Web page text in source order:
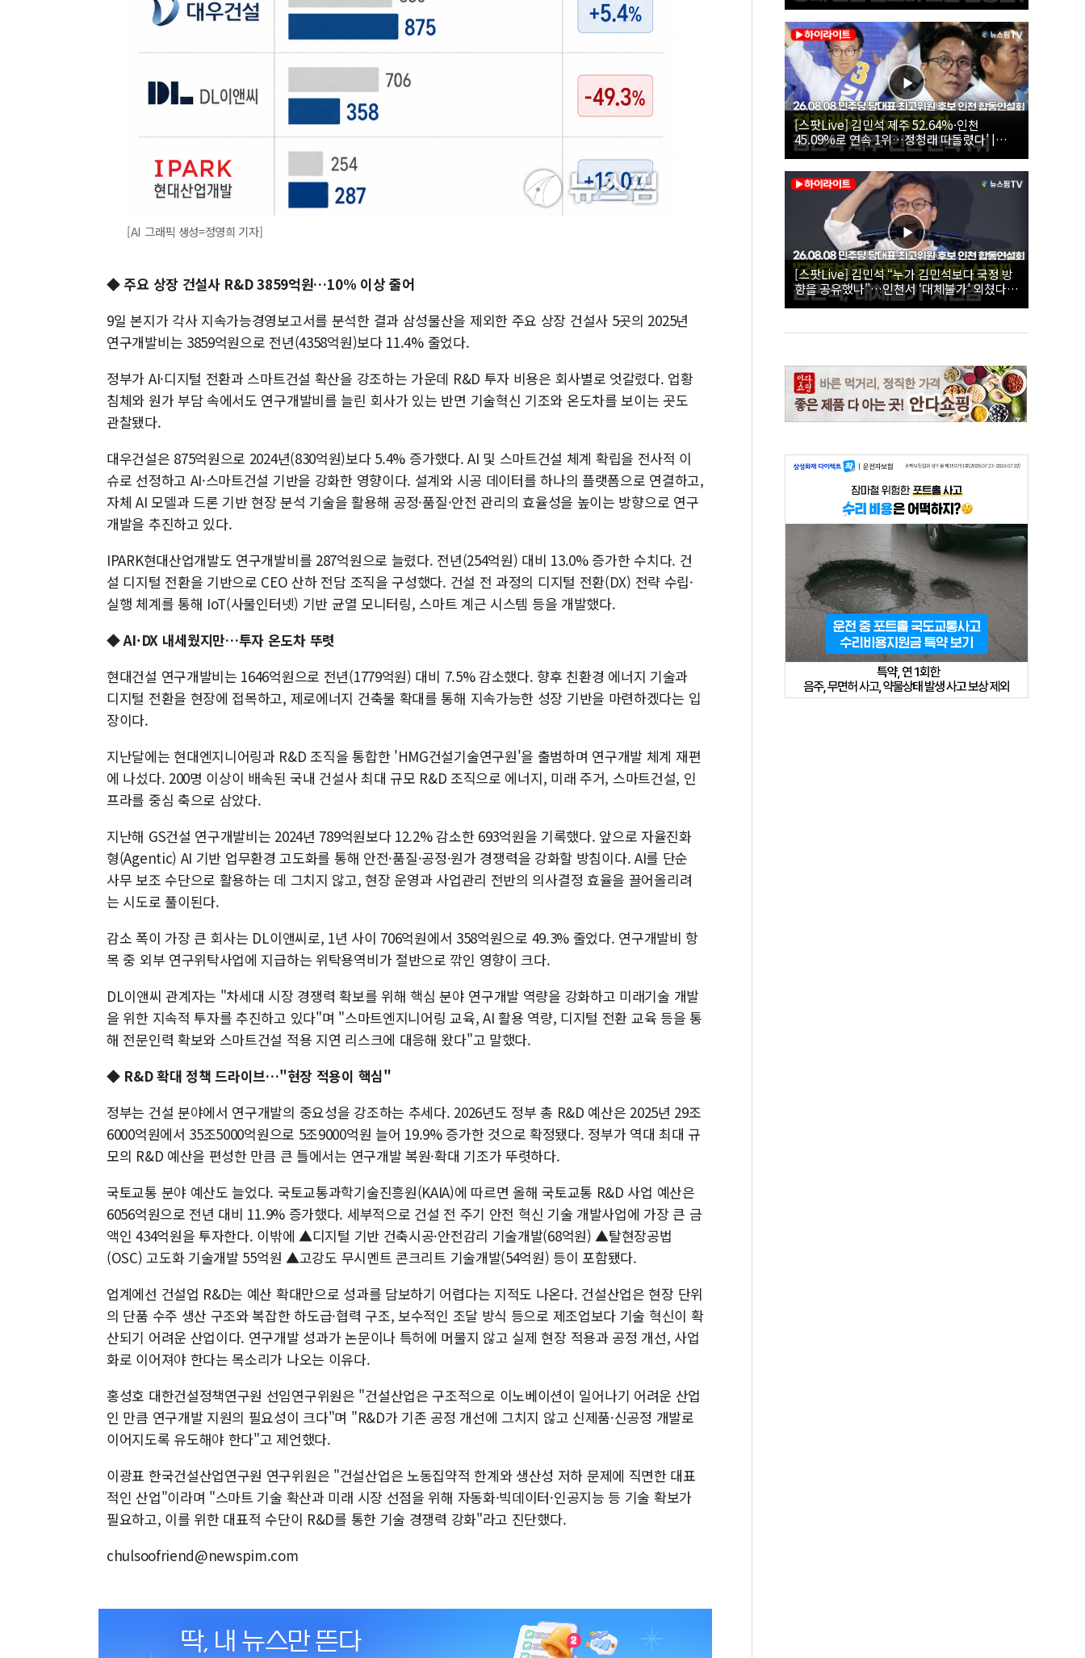
[AI 그래픽 생성=정영희 기자]
◆ 주요 상장 건설사 R&D 3859억원…10% 이상 줄어
9일 본지가 각사 지속가능경영보고서를 분석한 결과 삼성물산을 제외한 주요 상장 건설사 5곳의 2025년
연구개발비는 3859억원으로 전년(4358억원)보다 11.4% 줄었다.
정부가 AI·디지털 전환과 스마트건설 확산을 강조하는 가운데 R&D 투자 비용은 회사별로 엇갈렸다. 업황
침체와 원가 부담 속에서도 연구개발비를 늘린 회사가 있는 반면 기술혁신 기조와 온도차를 보이는 곳도
관찰됐다.
대우건설은 875억원으로 2024년(830억원)보다 5.4% 증가했다. AI 및 스마트건설 체계 확립을 전사적 이
슈로 선정하고 AI·스마트건설 기반을 강화한 영향이다. 설계와 시공 데이터를 하나의 플랫폼으로 연결하고,
자체 AI 모델과 드론 기반 현장 분석 기술을 활용해 공정·품질·안전 관리의 효율성을 높이는 방향으로 연구
개발을 추진하고 있다.
IPARK현대산업개발도 연구개발비를 287억원으로 늘렸다. 전년(254억원) 대비 13.0% 증가한 수치다. 건
설 디지털 전환을 기반으로 CEO 산하 전담 조직을 구성했다. 건설 전 과정의 디지털 전환(DX) 전략 수립·
실행 체계를 통해 IoT(사물인터넷) 기반 균열 모니터링, 스마트 계근 시스템 등을 개발했다.
◆ AI·DX 내세웠지만…투자 온도차 뚜렷
현대건설 연구개발비는 1646억원으로 전년(1779억원) 대비 7.5% 감소했다. 향후 친환경 에너지 기술과
디지털 전환을 현장에 접목하고, 제로에너지 건축물 확대를 통해 지속가능한 성장 기반을 마련하겠다는 입
장이다.
지난달에는 현대엔지니어링과 R&D 조직을 통합한 'HMG건설기술연구원'을 출범하며 연구개발 체계 재편
에 나섰다. 200명 이상이 배속된 국내 건설사 최대 규모 R&D 조직으로 에너지, 미래 주거, 스마트건설, 인
프라를 중심 축으로 삼았다.
지난해 GS건설 연구개발비는 2024년 789억원보다 12.2% 감소한 693억원을 기록했다. 앞으로 자율진화
형(Agentic) AI 기반 업무환경 고도화를 통해 안전·품질·공정·원가 경쟁력을 강화할 방침이다. AI를 단순
사무 보조 수단으로 활용하는 데 그치지 않고, 현장 운영과 사업관리 전반의 의사결정 효율을 끌어올리려
는 시도로 풀이된다.
감소 폭이 가장 큰 회사는 DL이앤씨로, 1년 사이 706억원에서 358억원으로 49.3% 줄었다. 연구개발비 항
목 중 외부 연구위탁사업에 지급하는 위탁용역비가 절반으로 깎인 영향이 크다.
DL이앤씨 관계자는 "차세대 시장 경쟁력 확보를 위해 핵심 분야 연구개발 역량을 강화하고 미래기술 개발
을 위한 지속적 투자를 추진하고 있다"며 "스마트엔지니어링 교육, AI 활용 역량, 디지털 전환 교육 등을 통
해 전문인력 확보와 스마트건설 적용 지연 리스크에 대응해 왔다"고 말했다.
◆ R&D 확대 정책 드라이브…"현장 적용이 핵심"
정부는 건설 분야에서 연구개발의 중요성을 강조하는 추세다. 2026년도 정부 총 R&D 예산은 2025년 29조
6000억원에서 35조5000억원으로 5조9000억원 늘어 19.9% 증가한 것으로 확정됐다. 정부가 역대 최대 규
모의 R&D 예산을 편성한 만큼 큰 틀에서는 연구개발 복원·확대 기조가 뚜렷하다.
국토교통 분야 예산도 늘었다. 국토교통과학기술진흥원(KAIA)에 따르면 올해 국토교통 R&D 사업 예산은
6056억원으로 전년 대비 11.9% 증가했다. 세부적으로 건설 전 주기 안전 혁신 기술 개발사업에 가장 큰 금
액인 434억원을 투자한다. 이밖에 ▲디지털 기반 건축시공·안전감리 기술개발(68억원) ▲탈현장공법
(OSC) 고도화 기술개발 55억원 ▲고강도 무시멘트 콘크리트 기술개발(54억원) 등이 포함됐다.
업계에선 건설업 R&D는 예산 확대만으로 성과를 담보하기 어렵다는 지적도 나온다. 건설산업은 현장 단위
의 단품 수주 생산 구조와 복잡한 하도급·협력 구조, 보수적인 조달 방식 등으로 제조업보다 기술 혁신이 확
산되기 어려운 산업이다. 연구개발 성과가 논문이나 특허에 머물지 않고 실제 현장 적용과 공정 개선, 사업
화로 이어져야 한다는 목소리가 나오는 이유다.
홍성호 대한건설정책연구원 선임연구위원은 "건설산업은 구조적으로 이노베이션이 일어나기 어려운 산업
인 만큼 연구개발 지원의 필요성이 크다"며 "R&D가 기존 공정 개선에 그치지 않고 신제품·신공정 개발로
이어지도록 유도해야 한다"고 제언했다.
이광표 한국건설산업연구원 연구위원은 "건설산업은 노동집약적 한계와 생산성 저하 문제에 직면한 대표
적인 산업"이라며 "스마트 기술 확산과 미래 시장 선점을 위해 자동화·빅데이터·인공지능 등 기술 확보가
필요하고, 이를 위한 대표적 수단이 R&D를 통한 기술 경쟁력 강화"라고 진단했다.
chulsoofriend@newspim.com
26.08.08 더불어민주당 당대표·최고위원 후
보 인천 합동연설회
[스팟Live] 김민석 제주 52.64%·인천
45.09%로 연속 1위…정청래 따돌렸다’ |
26.08.08 더불어민주당 당대표·최고위원 후
보 인천 합동연설회
[스팟Live] 김민석 “누가 김민석보다 국정 방
향을 공유했나”…인천서 ‘대체불가’ 외쳤다 |
26.08.08 더불어민주당 당대표·최고위원 후